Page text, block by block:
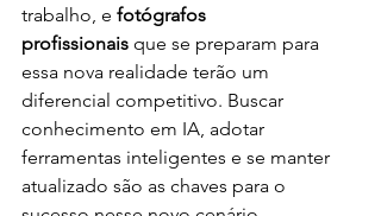
trabalho, e fotógrafos
profissionais que se preparam para
essa nova realidade terão um
diferencial competitivo. Buscar
conhecimento em IA, adotar
ferramentas inteligentes e se manter
atualizado são as chaves para o